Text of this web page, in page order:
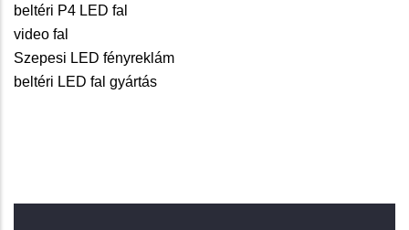
beltéri P4 LED fal
video fal
Szepesi LED fényreklám
beltéri LED fal gyártás